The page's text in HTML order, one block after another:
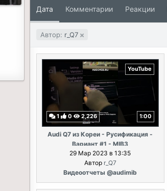
Дата Комментарии Реакции
Автор: r_Q7
YouTube
1 0 2,226 1:00
Audi Q7 из Кореи - Русификация -
Вариант #1 - MIB3
29 Мар 2023 в 13:35
Автор r_Q7
Видеоотчеты @audimib